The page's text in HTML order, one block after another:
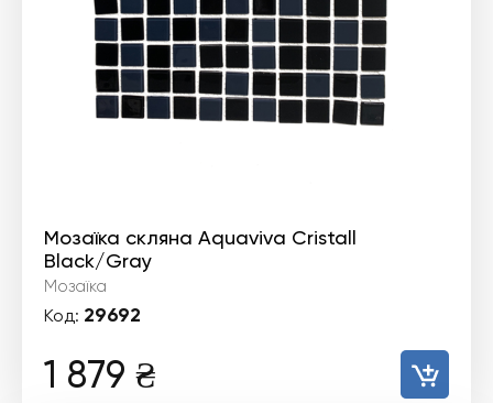
Мозаїка скляна Aquaviva Сristall
Black/Gray
Мозаїка
Код: 29692
1 879 ₴